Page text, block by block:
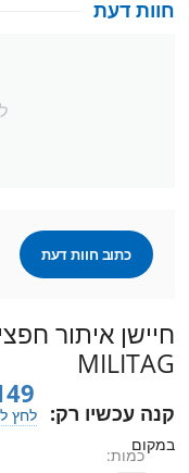
חוות דעת
כתוב חוות דעת
MILITAG
כמות:
קנה עכשיו רק:
לחץ
במקום